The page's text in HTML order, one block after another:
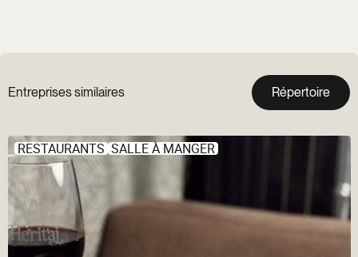
Entreprises similaires Répertoire
RESTAURANTS SALLE À MANGER